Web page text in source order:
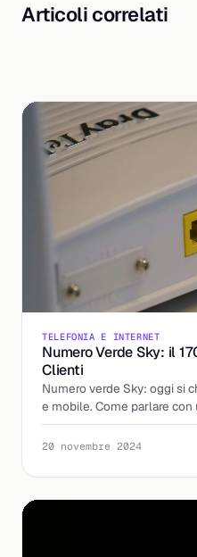
Articoli correlati
TELEFONIA E INTERNET
Numero Verde Sky: il
Clienti
Numero verde Sky: oggi si
e mobile. Come parlare con
per la disdetta e reclami.
20 novembre 2024